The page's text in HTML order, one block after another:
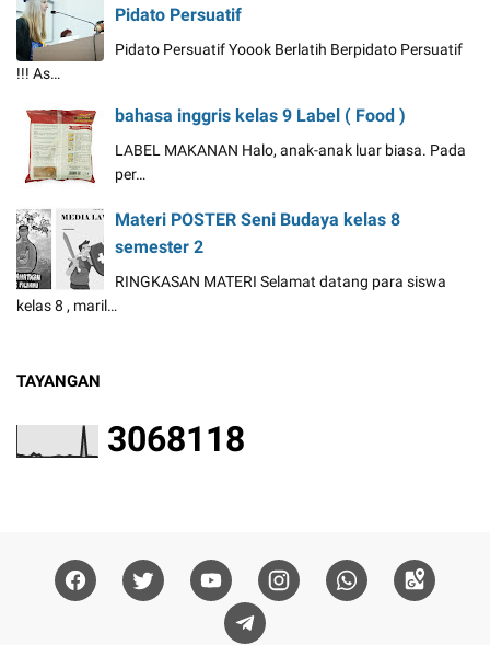
Pidato Persuatif
Pidato Persuatif Yoook Berlatih Berpidato Persuatif
!!! As…
bahasa inggris kelas 9 Label ( Food )
LABEL MAKANAN Halo, anak-anak luar biasa. Pada
per…
Materi POSTER Seni Budaya kelas 8
semester 2
RINGKASAN MATERI Selamat datang para siswa
kelas 8 , maril…
TAYANGAN
3068118